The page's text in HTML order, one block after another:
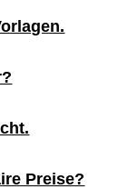
Preise?